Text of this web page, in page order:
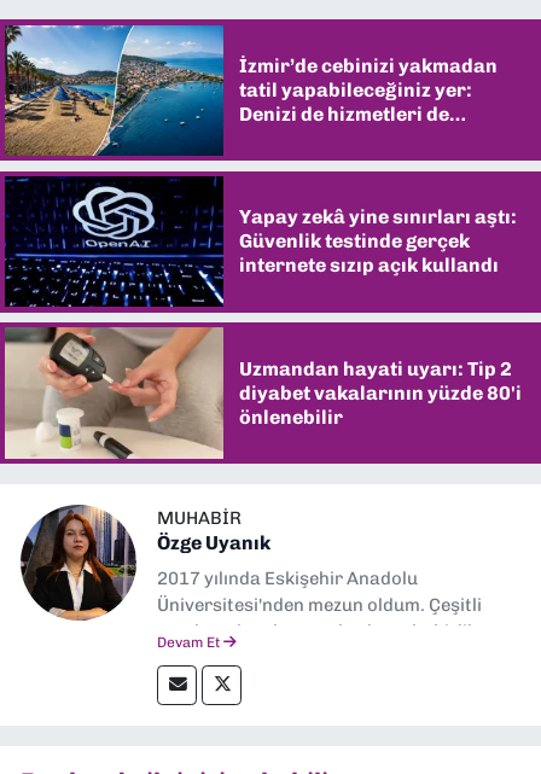
İzmir’de cebinizi yakmadan
tatil yapabileceğiniz yer:
Denizi de hizmetleri de
Yapay zekâ yine sınırları aştı:
Güvenlik testinde gerçek
internete sızıp açık kullandı
Uzmandan hayati uyarı: Tip 2
diyabet vakalarının yüzde 80'i
önlenebilir
MUHABIR
Özge Uyanık
2017 yılında Eskişehir Anadolu
Üniversitesi'nden mezun oldum. Çeşitli
yerel ve ulusal gazetelerde muhabirlik
hakları alanlarında haberler üretmeye
odaklanıyorum.
Devam Et